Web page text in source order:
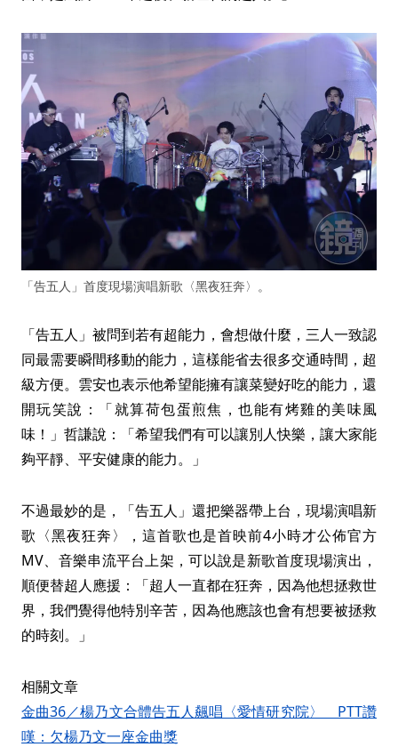
「告五人」首度現場演唱新歌〈黑夜狂奔〉。
「告五人」被問到若有超能力，會想做什麼，三人一致認
同最需要瞬間移動的能力，這樣能省去很多交通時間，超
級方便。雲安也表示他希望能擁有讓菜變好吃的能力，還
開玩笑說：「就算荷包蛋煎焦，也能有烤雞的美味風
味！」哲謙說：「希望我們有可以讓別人快樂，讓大家能
夠平靜、平安健康的能力。」
不過最妙的是，「告五人」還把樂器帶上台，現場演唱新
歌〈黑夜狂奔〉，這首歌也是首映前4小時才公佈官方
MV、音樂串流平台上架，可以說是新歌首度現場演出，
順便替超人應援：「超人一直都在狂奔，因為他想拯救世
界，我們覺得他特別辛苦，因為他應該也會有想要被拯救
的時刻。」
相關文章
金曲36／楊乃文合體告五人飆唱〈愛情研究院〉 PTT讚
嘆：欠楊乃文一座金曲獎